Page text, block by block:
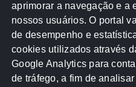
NUVEM DE TAGS
Acontece na Rede AGU
Atricon Audicom
aprimorar a navegação e a
nossos usuários. O portal
de desempenho e
cookies utilizados através
Google Analytics para
de tráfego, a fim de